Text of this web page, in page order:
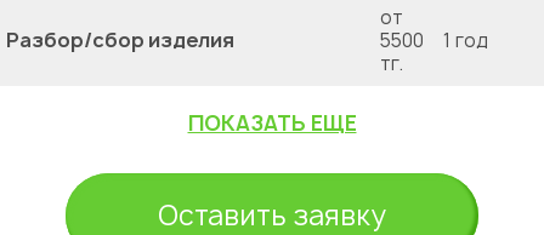
Разбор/сбор изделия
от
5500
тг.
1 год
ПОКАЗАТЬ ЕЩЕ
Оставить заявку